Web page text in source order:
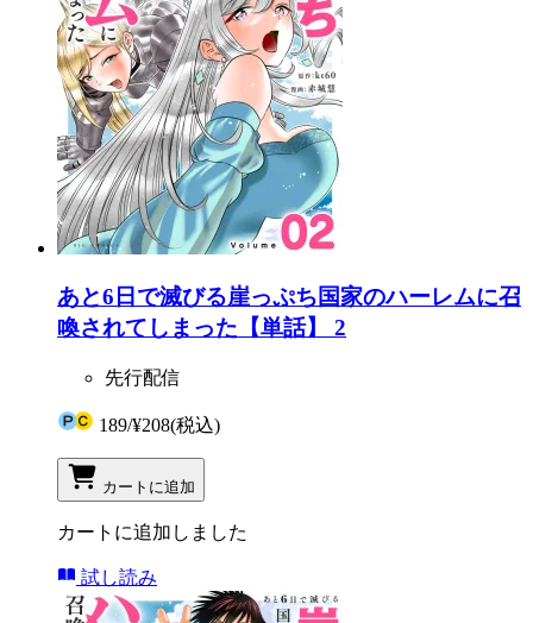
あと6日で滅びる崖っぷち国家のハーレムに召
喚されてしまった【単話】 2
先行配信
189/¥208(税込)
カートに追加
カートに追加しました
試し読み